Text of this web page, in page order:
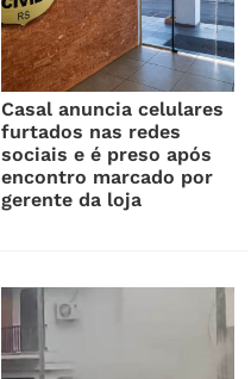
Casal anuncia celulares
furtados nas redes
sociais e é preso após
encontro marcado por
gerente da loja